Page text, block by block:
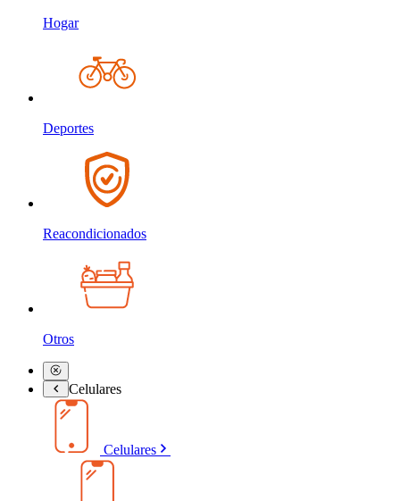
Hogar
Deportes
Reacondicionados
Otros
Celulares
Celulares